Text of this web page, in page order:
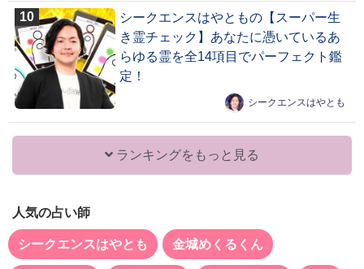
シークエンスはやともの【スーパー生
き霊チェック】あなたに憑いているあ
らゆる霊を全14項目でパーフェクト鑑
定！
シークエンスはやとも
ランキングをもっと見る
人気の占い師
シークエンスはやとも 金城めくるくん